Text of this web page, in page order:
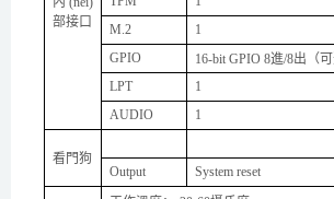
部接口
M.2
1
GPIO
16-bit GPIO 8進/8出（可
LPT
1
AUDIO
1
看門狗
Output
System reset